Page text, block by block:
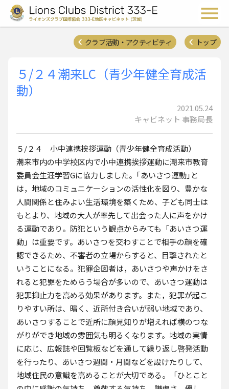
ライオンズクラ
トップ
クラブ活動・アクティビティ
５/２４潮来LC（青少年健全育成活
動）
2021.05.24
キャビネット 事務局長
５/２４ 小中連携挨拶運動（青少年健全育成活動）
潮来市内の中学校区内で小中連携挨拶運動に潮来市教育
委員会生涯学習Gに協力しました。｢あいさつ運動｣と
は，地域のコミュニケーションの活性化を図り、豊かな
人間関係と住みよい生活環境を築くため、子ども同士は
もとより、地域の大人が率先して出会った人に声をかけ
る運動であり。防犯という観点からみても「あいさつ運
動」は重要です。あいさつを交わすことで相手の顔を確
認できるため、不審者の立場からすると、目撃されたと
いうことになる。犯罪企図者は，あいさつや声かけをさ
れると犯罪をためらう場合が多いので、あいさつ運動は
犯罪抑止力を高める効果があります。また，犯罪が起こ
りやすい所は、暗く、近所付き合いが弱い地域であり、
あいさつすることで近所に顔見知りが増えれば横のつな
がりができ地域の雰囲気も明るくなります。地域の実情
に応じ、広報誌や回覧板などを通して繰り返し啓発活動
を行ったり、あいさつ週間・月間などを設けたりして、
地域住民の意識を高めることが大切である。「ひとこと